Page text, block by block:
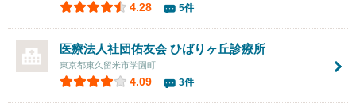
4.28 5件
医療法人社団佑友会ひばりヶ丘診療所
東京都東久留米市学園町
4.09 3件